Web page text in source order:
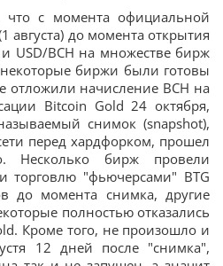
что с момента официальной
августа) до момента открытия
USD/BCH на множестве бирж
биржи были готовы
отложили начисление BCH на
Bitcoin Gold 24 октября,
снимок (snapshot),
перед хардфорком, прошел
Несколько бирж провели
торговлю "фьючерсами" BTG
до момента снимка, другие
полностью отказались
Кроме того, не произошло и
12 дней после "снимка",